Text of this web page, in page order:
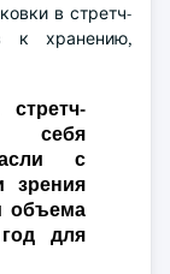
в стретч-
к хранению,
себя
с
зрения
объема
для